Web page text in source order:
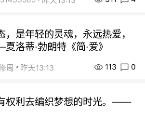
，是年轻的灵魂，永远热爱，
洛蒂·勃朗特《简·爱》
周 昨天13:13 113 0
权利去编织梦想的时光。——